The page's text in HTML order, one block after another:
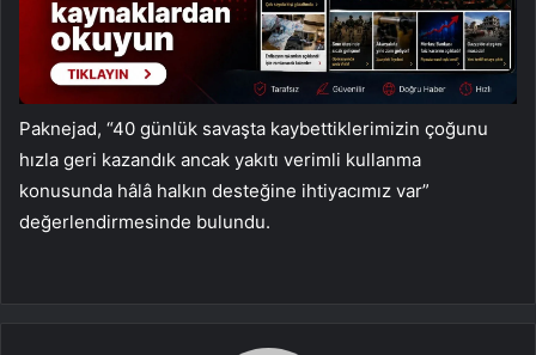
Paknejad, “40 günlük savaşta kaybettiklerimizin çoğunu
hızla geri kazandık ancak yakıtı verimli kullanma
konusunda hâlâ halkın desteğine ihtiyacımız var”
değerlendirmesinde bulundu.